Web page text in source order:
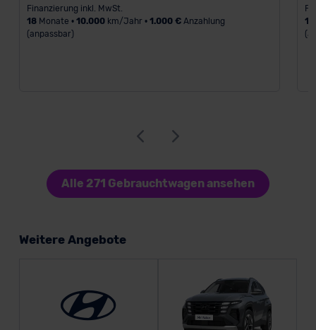
Finanzierung inkl. MwSt.
18Monate • 10.000km/Jahr • 1.000 €Anzahlung
(anpassbar)
18
Alle 271 Gebrauchtwagen ansehen
Weitere Angebote